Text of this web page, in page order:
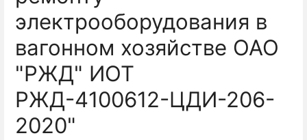
электрооборудования в
вагонном хозяйстве ОАО
"РЖД" ИОТ
РЖД-4100612-ЦДИ-206-
2020"